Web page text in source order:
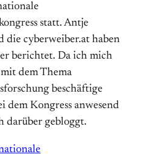
statt. Antje
die cyberweiber.at haben
berichtet. Da ich mich
dem Thema
beschäftige
dem Kongress anwesend
darüber gebloggt.